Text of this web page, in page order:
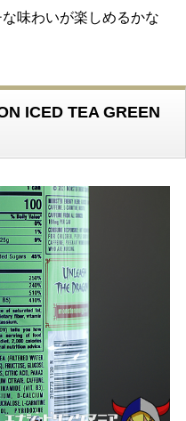
味わいが楽しめるかな
ICED TEA GREEN